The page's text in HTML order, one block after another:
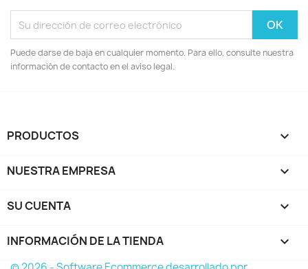
Puede darse de baja en cualquier momento. Para ello, consulte nuestra
información de contacto en el aviso legal.
PRODUCTOS 
NUESTRA EMPRESA 
SU CUENTA 
INFORMACIÓN DE LA TIENDA keyboard_arrow_down